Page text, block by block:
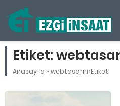
Etiket:
Anasayfa » webtasarimEtiketi